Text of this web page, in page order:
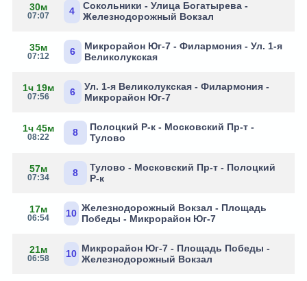
30м
07:07 4
Сокольники - Улица Богатырева -
Железнодорожный Вокзал
35м
07:12 6
Микрорайон Юг-7 - Филармония - Ул. 1-я
Великолукская
1ч 19м
07:56 6
Ул. 1-я Великолукская - Филармония -
Микрорайон Юг-7
1ч 45м
08:22 8
Полоцкий Р-к - Московский Пр-т -
Тулово
57м
07:34 8
Тулово - Московский Пр-т - Полоцкий
Р-к
17м
06:54 10 Железнодорожный Вокзал - Площадь
Победы - Микрорайон Юг-7
21м
06:58 10 Микрорайон Юг-7 - Площадь Победы -
Железнодорожный Вокзал